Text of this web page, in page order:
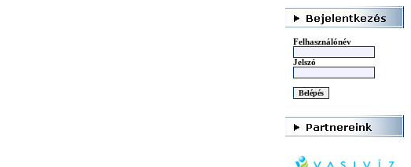
Hatalmas siker a Kajak-.Kenu
Európa.bajnokségon
tovább...
2026-06-16 10:26:39
tovább...
Felhasználónév
Jelszó